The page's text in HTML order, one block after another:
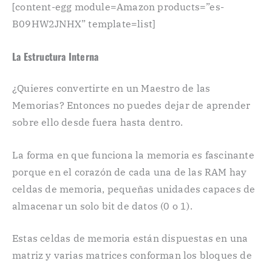
[content-egg module=Amazon products=”es-
B09HW2JNHX” template=list]
La Estructura Interna
¿Quieres convertirte en un Maestro de las
Memorias? Entonces no puedes dejar de aprender
sobre ello desde fuera hasta dentro.
La forma en que funciona la memoria es fascinante
porque en el corazón de cada una de las RAM hay
celdas de memoria, pequeñas unidades capaces de
almacenar un solo bit de datos (0 o 1).
Estas celdas de memoria están dispuestas en una
matriz y varias matrices conforman los bloques de